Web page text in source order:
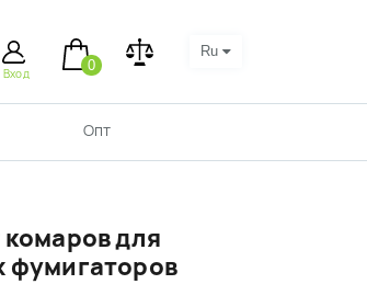
Вход
0
Ru
Опт
для
фумигаторов